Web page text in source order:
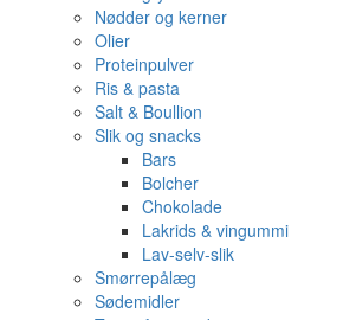
Nødder og kerner
Olier
Proteinpulver
Ris & pasta
Salt & Boullion
Slik og snacks
Bars
Bolcher
Chokolade
Lakrids & vingummi
Lav-selv-slik
Smørrepålæg
Sødemidler